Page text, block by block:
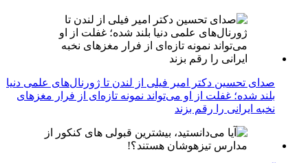
صدای تحسین دکتر امیر فیلی از لندن تا ژورنال‌های علمی دنیا
بلند شده؛ غفلت از او می‌تواند نمونه تازه‌ای از فرار مغزهای
نخبه ایرانی را رقم بزند